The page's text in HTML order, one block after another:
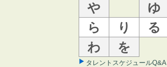
や
ゆ
ら
り る
わ
を
タレントスケジュールQ&A